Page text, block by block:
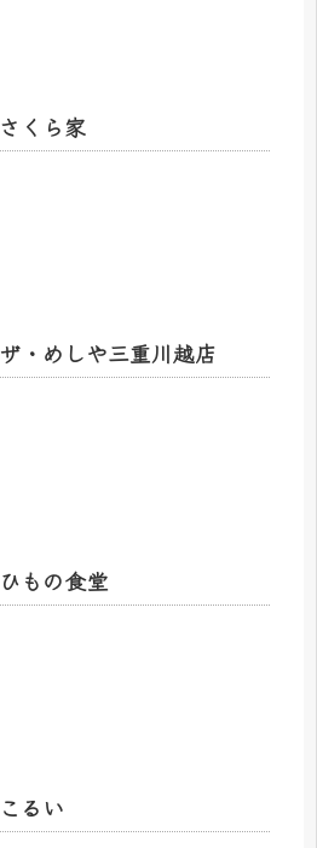
さくら家
ザ・めしや三重川越店
ひもの食堂
こるい